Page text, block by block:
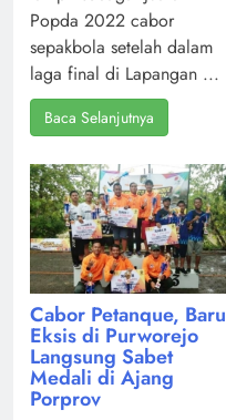
Popda 2022 cabor
sepakbola setelah dalam
laga final di Lapangan ...
Baca Selanjutnya
Cabor Petanque, Baru
Eksis di Purworejo
Langsung Sabet
Medali di Ajang
Porprov